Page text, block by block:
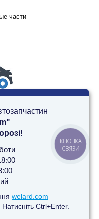
части
welard.com
Натисніть Ctrl+Enter.
КНОПКА
СВЯЗИ